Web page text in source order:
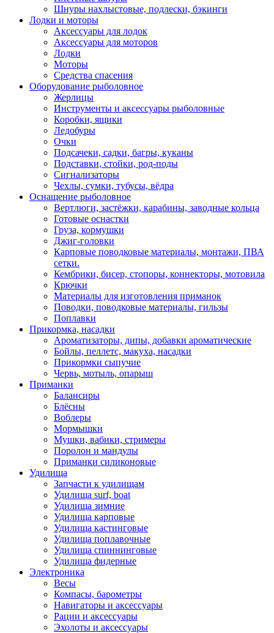
Шнуры нахлыстовые, подлески, бэкинги
Лодки и моторы
Аксессуары для лодок
Аксессуары для моторов
Лодки
Моторы
Средства спасения
Оборудование рыболовное
Жерлицы
Инструменты и аксессуары рыболовные
Коробки, ящики
Ледобуры
Очки
Подсачеки, садки, багры, куканы
Подставки, стойки, род-поды
Сигнализаторы
Чехлы, сумки, тубусы, вёдра
Оснащение рыболовное
Вертлюги, застёжки, карабины, заводные кольца
Готовые оснастки
Груза, кормушки
Джиг-головки
Карповые поводковые материалы, монтажи, ПВА
сетки.
Кембрики, бисер, стопоры, коннекторы, мотовила
Крючки
Материалы для изготовления приманок
Поводки, поводковые материалы, гильзы
Поплавки
Прикормка, насадки
Ароматизаторы, дипы, добавки ароматические
Бойлы, пеллетс, макуха, насадки
Прикормки сыпучие
Червь, мотыль, опарыш
Приманки
Балансиры
Блёсны
Воблеры
Мормышки
Мушки, вабики, стримеры
Поролон и мандулы
Приманки силиконовые
Удилища
Запчасти к удилищам
Удилища surf, boat
Удилища зимние
Удилища карповые
Удилища кастинговые
Удилища поплавочные
Удилища спиннинговые
Удилища фидерные
Электроника
Весы
Компасы, барометры
Навигаторы и аксессуары
Рации и аксессуары
Эхолоты и аксессуары